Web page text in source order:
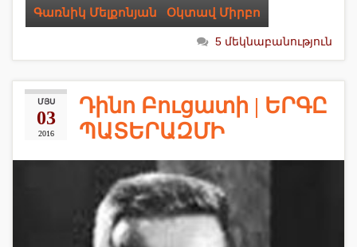
Գառնիկ Մելքոնյան Օկտավ Միրբո
5 մեկնաբանություն
ՄՅՍ
03
2016
Դինո Բուցատի | ԵՐԳԸ
ՊԱՏԵՐԱԶՄԻ